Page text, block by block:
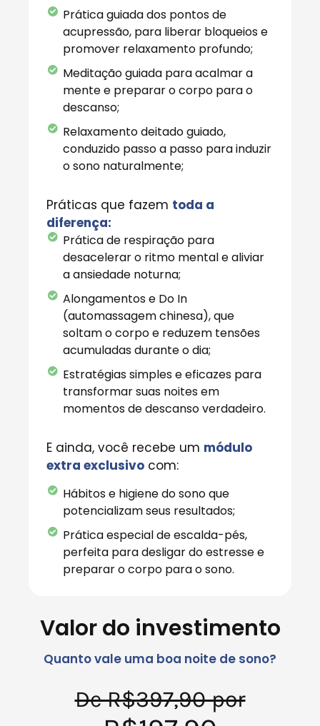
Prática guiada dos pontos de
acupressão, para liberar bloqueios e
promover relaxamento profundo;
Meditação guiada para acalmar a
mente e preparar o corpo para o
descanso;
Relaxamento deitado guiado,
conduzido passo a passo para induzir
o sono naturalmente;
Práticas que fazem toda a
diferença:
Prática de respiração para
desacelerar o ritmo mental e aliviar
a ansiedade noturna;
Alongamentos e Do In
(automassagem chinesa), que
soltam o corpo e reduzem tensões
acumuladas durante o dia;
Estratégias simples e eficazes para
transformar suas noites em
momentos de descanso verdadeiro.
E ainda, você recebe um módulo
extra exclusivo com:
Hábitos e higiene do sono que
potencializam seus resultados;
Prática especial de escalda-pés,
perfeita para desligar do estresse e
preparar o corpo para o sono.
Valor do investimento
Quanto vale uma boa noite de sono?
De R$397,90 por